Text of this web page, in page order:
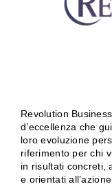
Revolution
d’eccellenza che
loro evoluzione
riferimento per chi
in risultati concreti,
e orientati all’azione.